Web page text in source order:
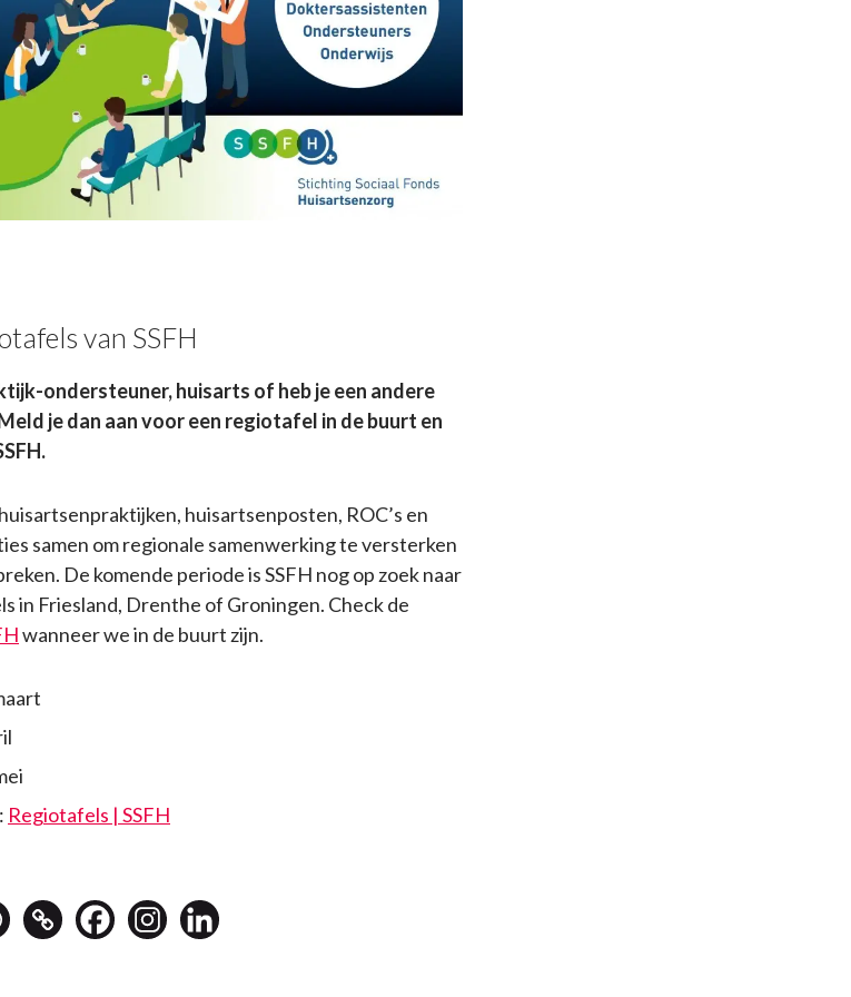
van SSFH
ondersteuner, huisarts of heb je een andere
je dan aan voor een regiotafel in de buurt en
huisartsenposten, ROC’s en
samen om regionale samenwerking te versterken
De komende periode is SSFH nog op zoek naar
in Friesland, Drenthe of Groningen. Check de
wanneer we in de buurt zijn.
Regiotafels | SSFH